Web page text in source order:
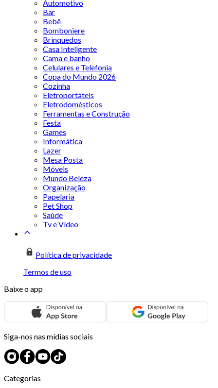
Automotivo
Bar
Bebê
Bomboniere
Brinquedos
Casa Inteligente
Cama e banho
Celulares e Telefonia
Copa do Mundo 2026
Cozinha
Eletroportáteis
Eletrodomésticos
Ferramentas e Construção
Festa
Games
Informática
Lazer
Mesa Posta
Móveis
Mundo Beleza
Organização
Papelaria
Pet Shop
Saúde
Tv e Vídeo
Política de privacidade
Termos de uso
Baixe o app
Siga-nos nas mídias sociais
Categorias